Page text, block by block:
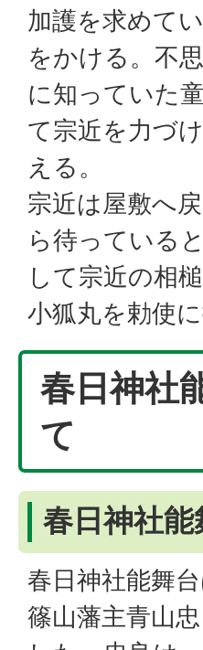
加護を求めて
をかける。不
に知っていた
て宗近を力づ
える。
宗近は屋敷へ
ら待っている
して宗近の相
小狐丸を勅使に
春日神社
て
春日神社能
春日神社能舞
篠山藩主青山